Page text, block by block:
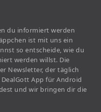
du informiert werden
ist mit uns ein
so entscheide, wie du
werden willst. Die
Newsletter, der täglich
App für Android
und wir bringen dir die